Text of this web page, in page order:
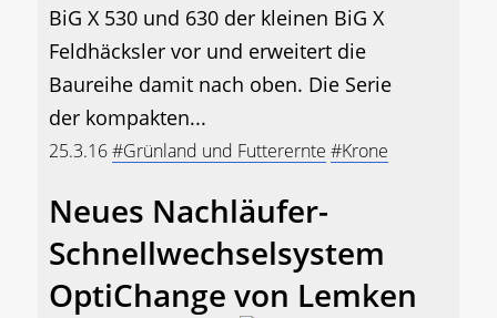
BiG X 530 und 630 der kleinen BiG X
Feldhäcksler vor und erweitert die
Baureihe damit nach oben. Die Serie
der kompakten...
25.3.16#Grünland und Futterernte #Krone
Neues Nachläufer-
Schnellwechselsystem
OptiChange von Lemken